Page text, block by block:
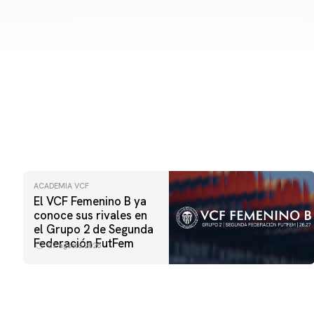
ACADEMIA VCF
El VCF Femenino B ya
conoce sus rivales en
el Grupo 2 de Segunda
Federación FutFem
07 agosto 2026